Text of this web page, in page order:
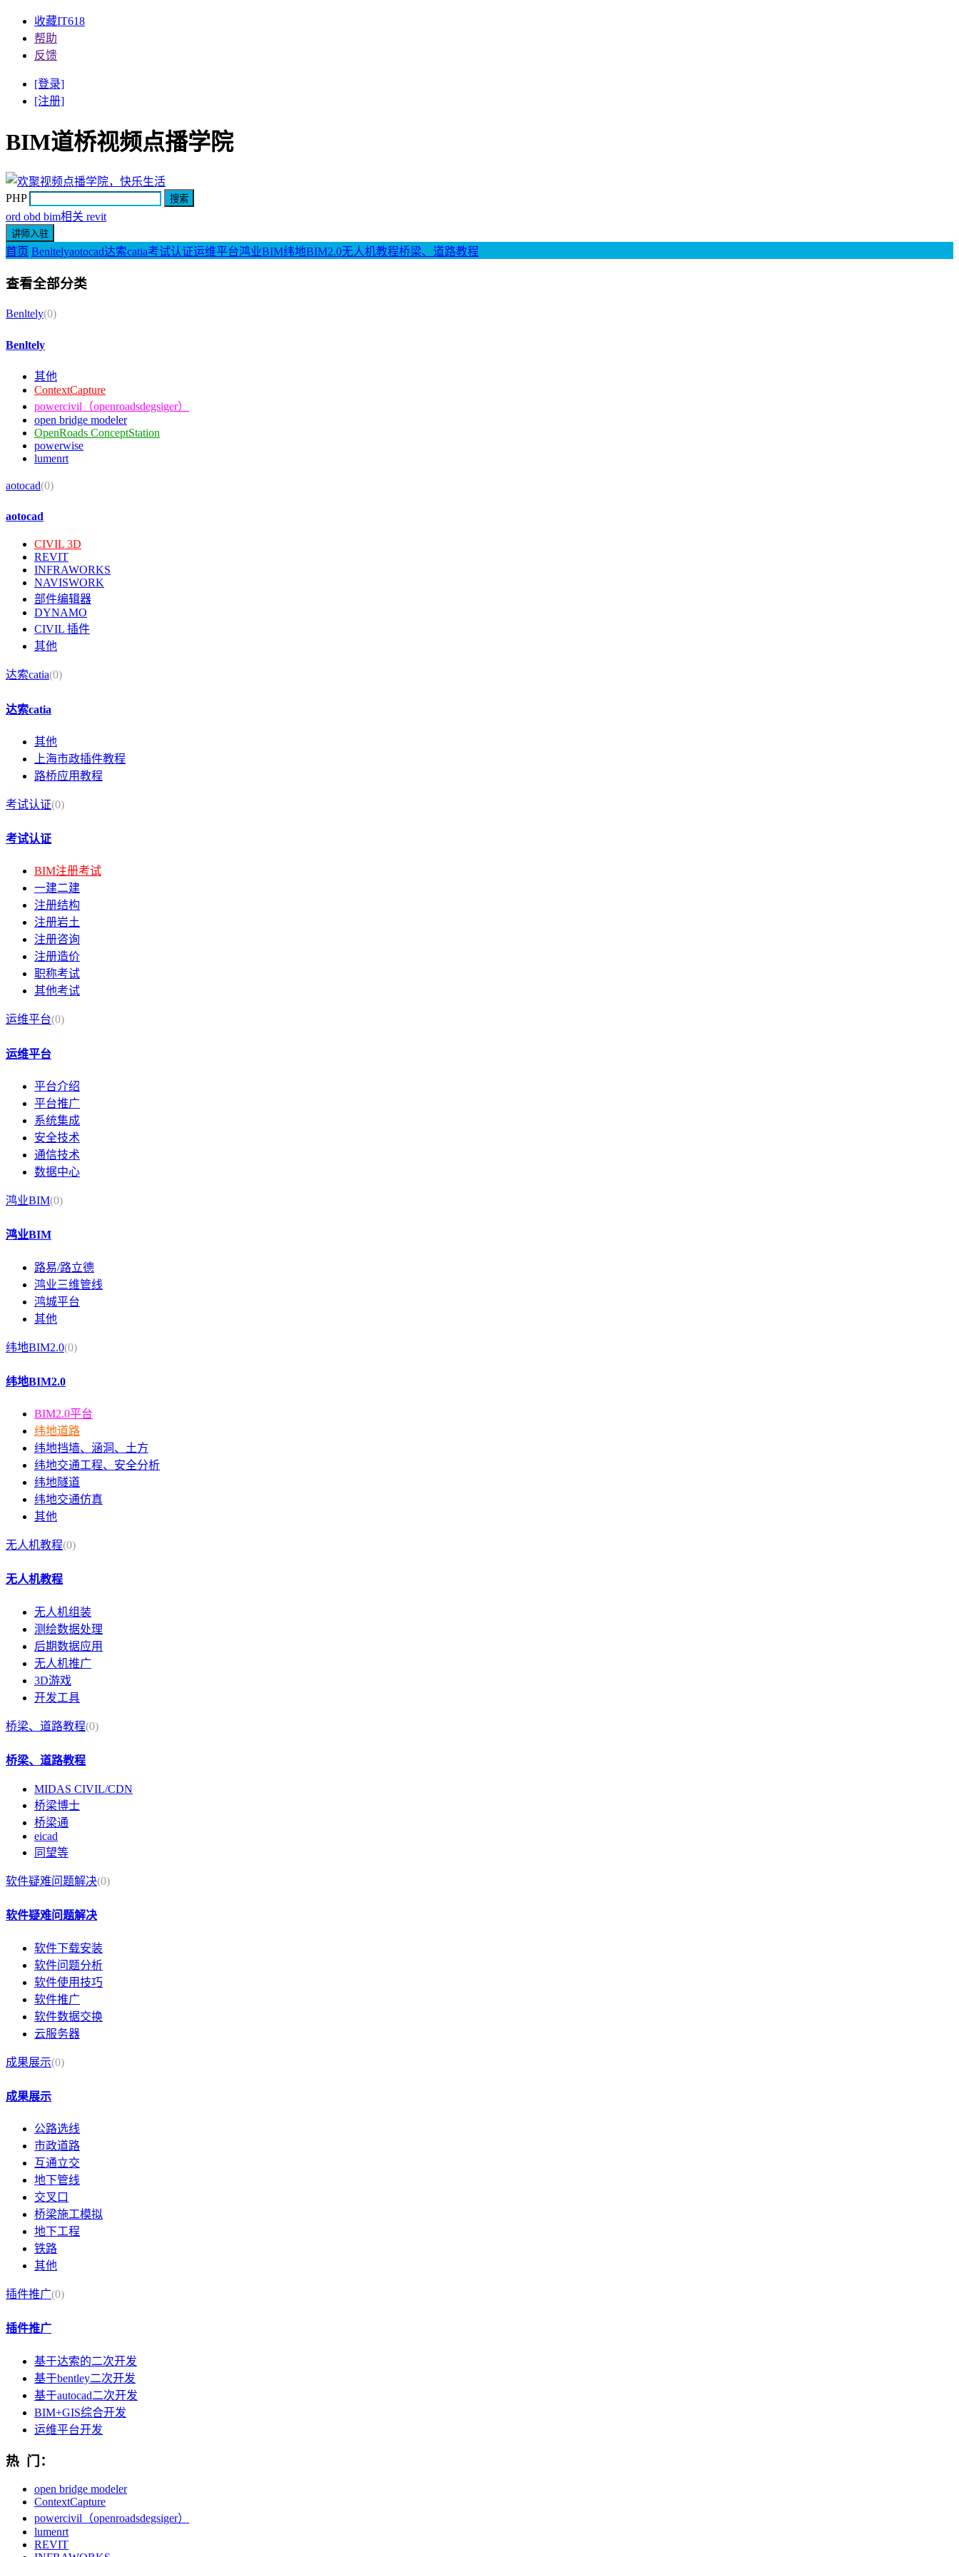
收藏IT618
帮助
反馈
[登录]
[注册]
BIM道桥视频点播学院
PHP
ord obd bim相关 revit
首页 Benltelyaotocad达索catia考试认证运维平台鸿业BIM纬地BIM2.0无人机教程桥梁、道路教程
查看全部分类
Benltely(0)
Benltely
其他
ContextCapture
powercivil（openroadsdegsiger）
open bridge modeler
OpenRoads ConceptStation
powerwise
lumenrt
aotocad(0)
aotocad
CIVIL 3D
REVIT
INFRAWORKS
NAVISWORK
部件编辑器
DYNAMO
CIVIL 插件
其他
达索catia(0)
达索catia
其他
上海市政插件教程
路桥应用教程
考试认证(0)
考试认证
BIM注册考试
一建二建
注册结构
注册岩土
注册咨询
注册造价
职称考试
其他考试
运维平台(0)
运维平台
平台介绍
平台推广
系统集成
安全技术
通信技术
数据中心
鸿业BIM(0)
鸿业BIM
路易/路立德
鸿业三维管线
鸿城平台
其他
纬地BIM2.0(0)
纬地BIM2.0
BIM2.0平台
纬地道路
纬地挡墙、涵洞、土方
纬地交通工程、安全分析
纬地隧道
纬地交通仿真
其他
无人机教程(0)
无人机教程
无人机组装
测绘数据处理
后期数据应用
无人机推广
3D游戏
开发工具
桥梁、道路教程(0)
桥梁、道路教程
MIDAS CIVIL/CDN
桥梁博士
桥梁通
eicad
同望等
软件疑难问题解决(0)
软件疑难问题解决
软件下载安装
软件问题分析
软件使用技巧
软件推广
软件数据交换
云服务器
成果展示(0)
成果展示
公路选线
市政道路
互通立交
地下管线
交叉口
桥梁施工模拟
地下工程
铁路
其他
插件推广(0)
插件推广
基于达索的二次开发
基于bentley二次开发
基于autocad二次开发
BIM+GIS综合开发
运维平台开发
热 门：
open bridge modeler
ContextCapture
powercivil（openroadsdegsiger）
lumenrt
REVIT